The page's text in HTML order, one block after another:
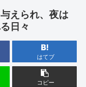
えられ、夜は
日々
はてブ
コピー